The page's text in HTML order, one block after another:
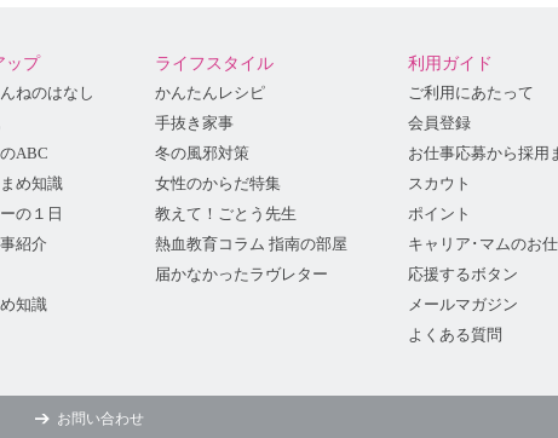
ップ
ねのはなし
ABC
め知識
の１日
紹介
知識
ライフスタイル
かんたんレシピ
手抜き家事
冬の風邪対策
女性のからだ特集
教えて！ごとう先生
熱血教育コラム 指南の部屋
届かなかったラヴレター
利用ガイド
ご利用にあたって
会員登録
お仕事応募から採用
スカウト
ポイント
キャリア･マムのお
応援するボタン
メールマガジン
よくある質問
お問い合わせ